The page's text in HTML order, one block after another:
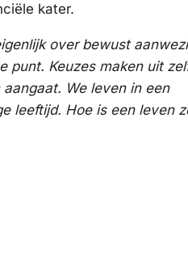
kater.
over bewust
punt. Keuzes maken uit
We leven in een
leeftijd. Hoe is een leven